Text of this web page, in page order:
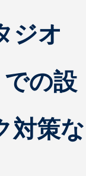
ジオ
での設
対策な